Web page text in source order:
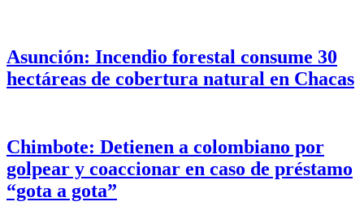
Asunción: Incendio forestal consume 30
hectáreas de cobertura natural en Chacas
Chimbote: Detienen a colombiano por
golpear y coaccionar en caso de préstamo
“gota a gota”